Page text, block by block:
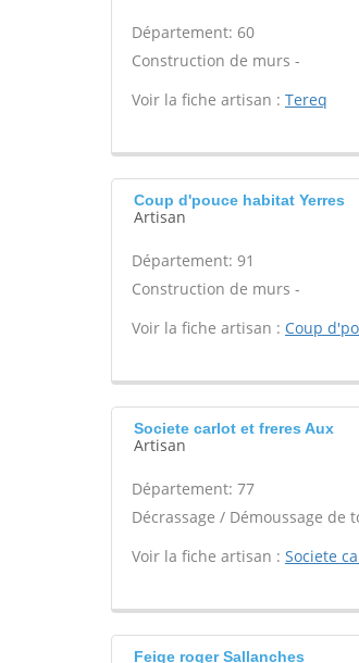
Département: 60
Construction de murs -
Voir la fiche artisan : Tereq
Coup d'pouce habitat Yerres
Artisan
Département: 91
Construction de murs -
Voir la fiche artisan : Coup
Societe carlot et freres Aux
Artisan
Département: 77
Décrassage / Démoussage de
Voir la fiche artisan : Societe
Feige roger Sallanches